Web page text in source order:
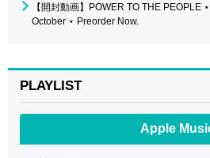
【開封動画】POWER TO THE PEOPLE
October ⋆ Preorder Now.
PLAYLIST
Apple